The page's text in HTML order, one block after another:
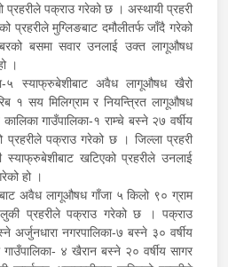
प्रहरीले पक्राउ गरेको छ । अस्थायी प्रहरी
प्रहरीले मुग्लिङबाट दमौलीतर्फ जाँदै गरेको
बसमा सवार उनलाई उक्त लागूऔषध
।
५ स्याफ्रुबेशीबाट अवैध लागूऔषध खैरो
१ सय मिलिग्राम र नियन्त्रित लागूऔषध
गाउँपालिका-१ राम्चे बस्ने २७ वर्षीय
प्रहरीले पक्राउ गरेको छ । जिल्ला प्रहरी
स्याफ्रुबेशीबाट खटिएको प्रहरीले उनलाई
हो ।
बाट अवैध लागूऔषध गाँजा ५ किलो ९० ग्राम
प्रहरीले पक्राउ गरेको छ । पक्राउ
अर्जुनधारा नगरपालिका-७ बस्ने ३० वर्षीय
४ खैरान बस्ने २० वर्षीय सागर